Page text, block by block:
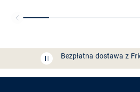
Bezpłatna dostawa z
Przedłużenie czasu